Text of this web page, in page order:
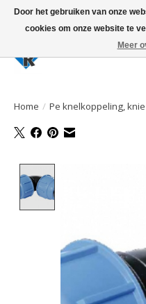
Large selection of products and
Home / Pe knelkoppeling,
Door het gebruiken van onze
cookies om onze website te
Meer